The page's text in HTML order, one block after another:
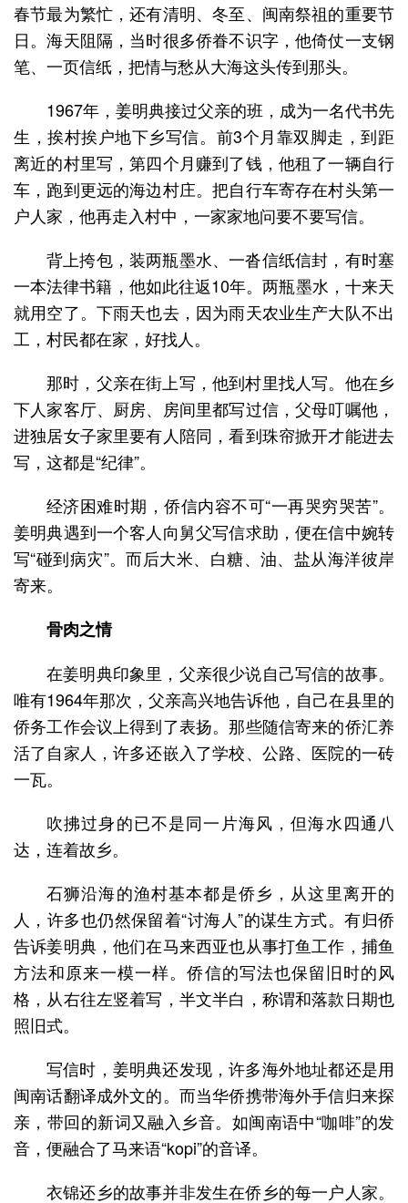
春节最为繁忙，还有清明、冬至、闽南祭祖的重要节
日。海天阻隔，当时很多侨眷不识字，他倚仗一支钢
笔、一页信纸，把情与愁从大海这头传到那头。
1967年，姜明典接过父亲的班，成为一名代书先
生，挨村挨户地下乡写信。前3个月靠双脚走，到距
离近的村里写，第四个月赚到了钱，他租了一辆自行
车，跑到更远的海边村庄。把自行车寄存在村头第一
户人家，他再走入村中，一家家地问要不要写信。
背上挎包，装两瓶墨水、一沓信纸信封，有时塞
一本法律书籍，他如此往返10年。两瓶墨水，十来天
就用空了。下雨天也去，因为雨天农业生产大队不出
工，村民都在家，好找人。
那时，父亲在街上写，他到村里找人写。他在乡
下人家客厅、厨房、房间里都写过信，父母叮嘱他，
进独居女子家里要有人陪同，看到珠帘掀开才能进去
写，这都是“纪律”。
经济困难时期，侨信内容不可“一再哭穷哭苦”。
姜明典遇到一个客人向舅父写信求助，便在信中婉转
写“碰到病灾”。而后大米、白糖、油、盐从海洋彼岸
寄来。
骨肉之情
在姜明典印象里，父亲很少说自己写信的故事。
唯有1964年那次，父亲高兴地告诉他，自己在县里的
侨务工作会议上得到了表扬。那些随信寄来的侨汇养
活了自家人，许多还嵌入了学校、公路、医院的一砖
一瓦。
吹拂过身的已不是同一片海风，但海水四通八
达，连着故乡。
石狮沿海的渔村基本都是侨乡，从这里离开的
人，许多也仍然保留着“讨海人”的谋生方式。有归侨
告诉姜明典，他们在马来西亚也从事打鱼工作，捕鱼
方法和原来一模一样。侨信的写法也保留旧时的风
格，从右往左竖着写，半文半白，称谓和落款日期也
照旧式。
写信时，姜明典还发现，许多海外地址都还是用
闽南话翻译成外文的。而当华侨携带海外手信归来探
亲，带回的新词又融入乡音。如闽南语中“咖啡”的发
音，便融合了马来语“kopi”的音译。
衣锦还乡的故事并非发生在侨乡的每一户人家。